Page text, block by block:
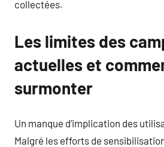
collectées.
Les limites des
actuelles et
surmonter
Un manque d’implication des
Malgré les efforts de